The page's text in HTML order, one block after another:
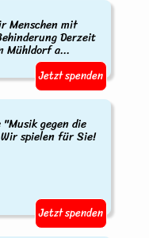
Menschen mit
Derzeit
Mühldorf a...
Jetzt spenden
gegen die
spielen für Sie!
Jetzt spenden